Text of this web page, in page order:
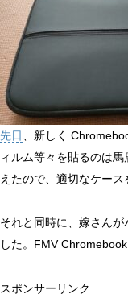
先日、新しく
ィルム等々を貼るのは
えたので、適切なケース
それと同時に、嫁さん
した。FMV
スポンサーリンク